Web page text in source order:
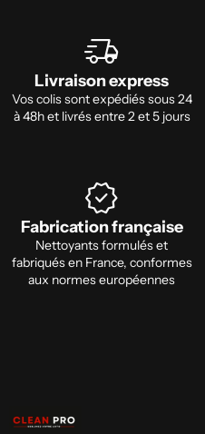
delivery_truck_speed
Livraison express
Vos colis sont expédiés sous 24
à 48h et livrés entre 2 et 5 jours
verified
Fabrication française
Nettoyants formulés et
fabriqués en France, conformes
aux normes européennes